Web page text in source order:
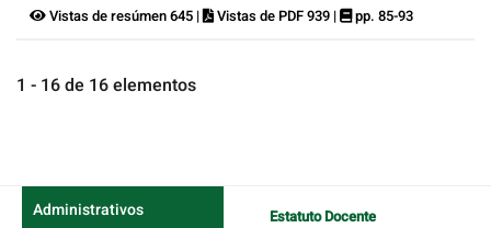
Vistas de resúmen 645 | Vistas de PDF 939 | pp. 85-93
1 - 16 de 16 elementos
Administrativos Estatuto Docente